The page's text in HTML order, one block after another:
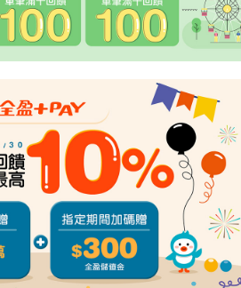
司提供之「AFTEE先享後付」服務完成之交
供個人資料，並將交易相關給付款項請求債
。
法定代理人或監護人之同意方可使用
同意申辦者引起之損失，本公司不負相關責
時，將依據個別帳號之用戶狀況，依本公司即
仍有額度不足之情形，本公司將視審查結果
使用他人資訊註冊。若發現惡意使用之情形，
止該用戶之使用額度並採取法律行動。